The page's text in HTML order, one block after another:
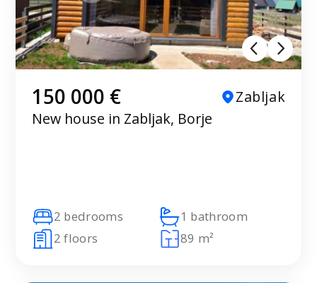
150 000 €
Zabljak
New house in Zabljak, Borje
2 bedrooms
1 bathroom
2 floors
89 m²